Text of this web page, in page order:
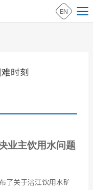
EN
时刻
业主饮用水问题
了关于涪江饮用水矿